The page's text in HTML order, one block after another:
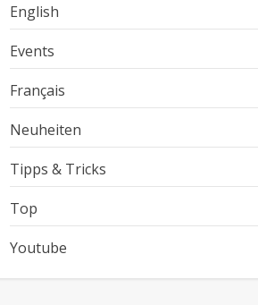
English
Events
Français
Neuheiten
Tipps & Tricks
Top
Youtube